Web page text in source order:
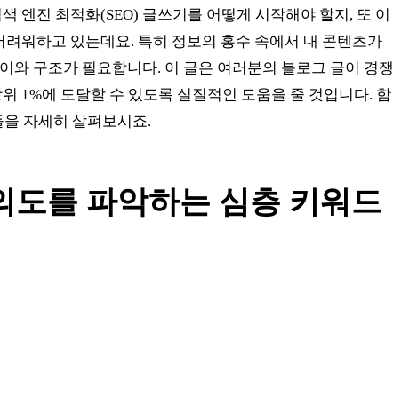
엔진 최적화(SEO) 글쓰기를 어떻게 시작해야 할지, 또 이
워하고 있는데요. 특히 정보의 홍수 속에서 내 콘텐츠가
와 구조가 필요합니다. 이 글은 여러분의 블로그 글이 경쟁
1%에 도달할 수 있도록 실질적인 도움을 줄 것입니다. 함
자세히 살펴보시죠.
도를 파악하는 심층 키워드